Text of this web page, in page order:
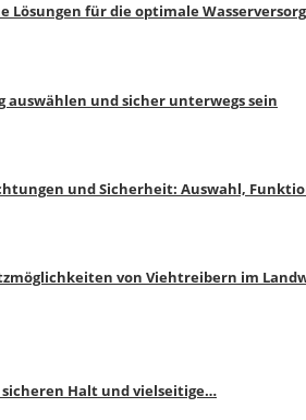
Lösungen für die optimale
und sicher unterwegs sein
und Sicherheit: Auswahl,
von Viehtreibern im
Halt und vielseitige…